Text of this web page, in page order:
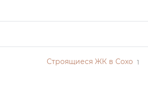
Строящиеся ЖК в Сохо 1